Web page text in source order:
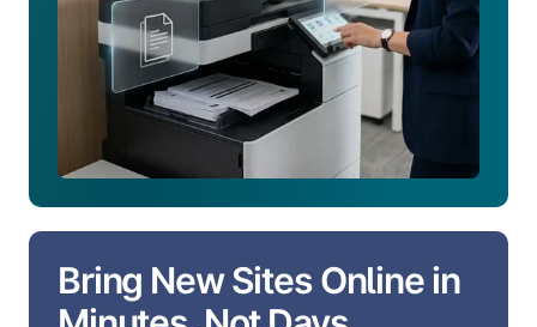
Bring New Sites Online in